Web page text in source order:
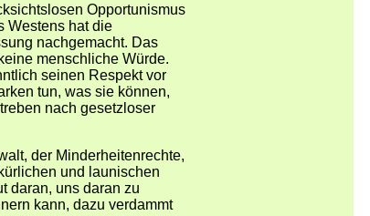
Opportunismus
Westens hat die
nachgemacht. Das
menschliche Würde.
seinen Respekt vor
tun, was sie können,
nach gesetzloser
der Minderheitenrechte,
und launischen
daran, uns daran zu
kann, dazu verdammt